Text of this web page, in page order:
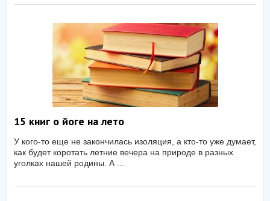
15 книг о йоге на лето
У кого-то еще не закончилась изоляция, а кто-то уже думает,
как будет коротать летние вечера на природе в разных
уголках нашей родины. А ...